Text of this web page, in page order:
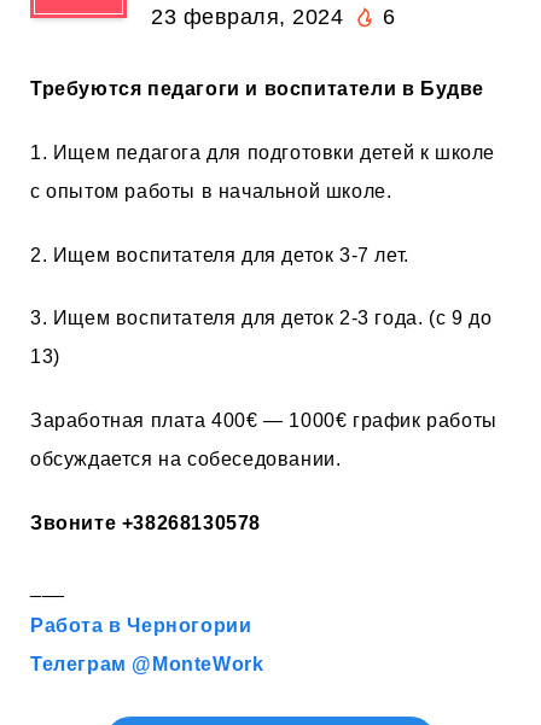
23 февраля, 2024
6
Требуются педагоги и воспитатели в Будве
1. Ищем педагога для подготовки детей к школе
с опытом работы в начальной школе.
2. Ищем воспитателя для деток 3-7 лет.
3. Ищем воспитателя для деток 2-3 года. (с 9 до
13)
Заработная плата 400€ — 1000€ график работы
обсуждается на собеседовании.
Звоните +38268130578
Работа в Черногории
Телеграм @MonteWork